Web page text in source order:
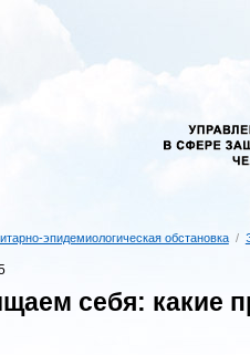
эпидемиологическая обстановка/
себя: какие